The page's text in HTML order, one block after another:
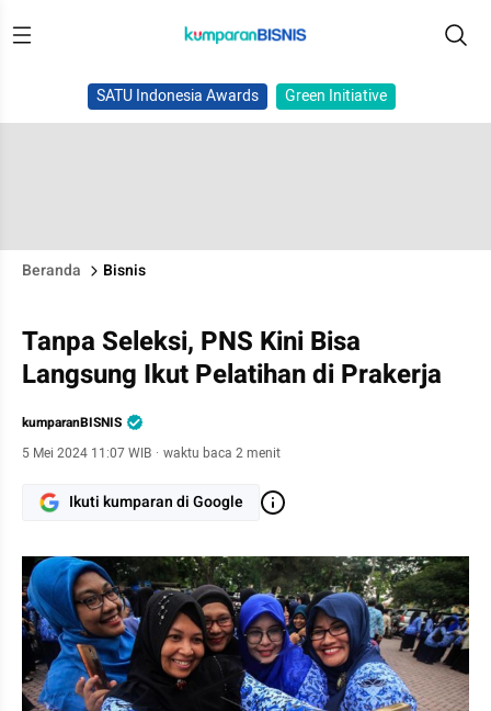
SATU Indonesia Awards Green Initiative
Beranda Bisnis
Tanpa Seleksi, PNS Kini Bisa
Langsung Ikut Pelatihan di Prakerja
kumparanBISNIS
5 Mei 2024 11:07 WIB · waktu baca 2 menit
Ikuti kumparan di Google